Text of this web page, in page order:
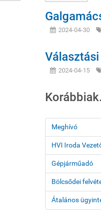
2024-04-30
2024-04-15
Meghívó
HVI Iroda
Gépjárműadó
Bölcsődei
Átalános